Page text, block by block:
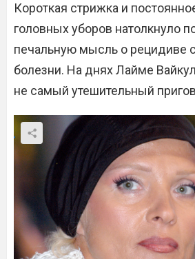
Короткая стрижка и
головных уборов натолкнуло
печальную мысль о рецидиве
болезни. На днях Лайме
не самый утешительный